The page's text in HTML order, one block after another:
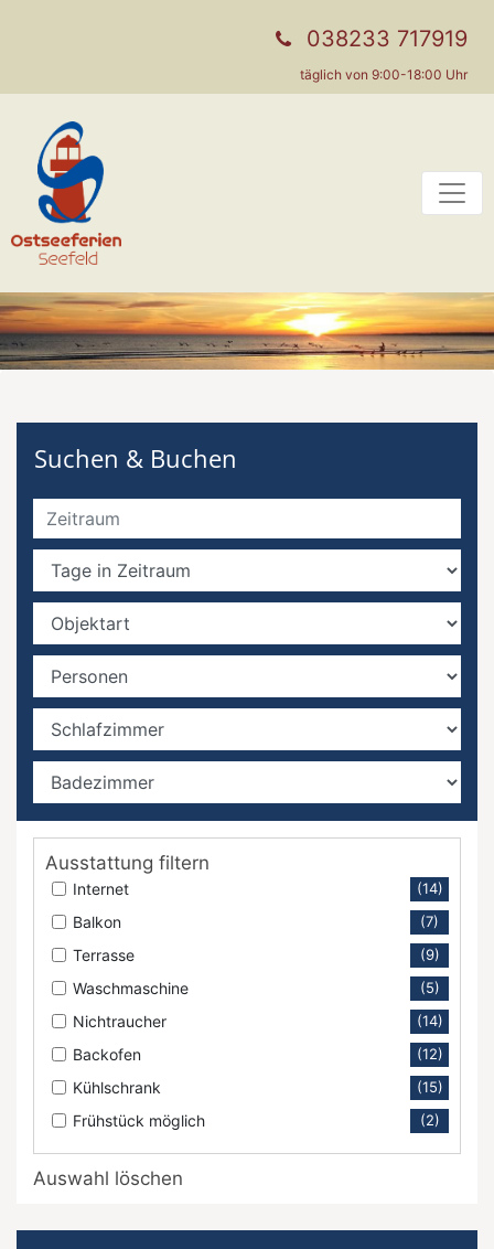
038233 717919
täglich von 9:00-18:00 Uhr
Suchen & Buchen
Ausstattung filtern
Internet (14)
Balkon (7)
Terrasse (9)
Waschmaschine (5)
Nichtraucher (14)
Backofen (12)
Kühlschrank (15)
Frühstück möglich (2)
Auswahl löschen